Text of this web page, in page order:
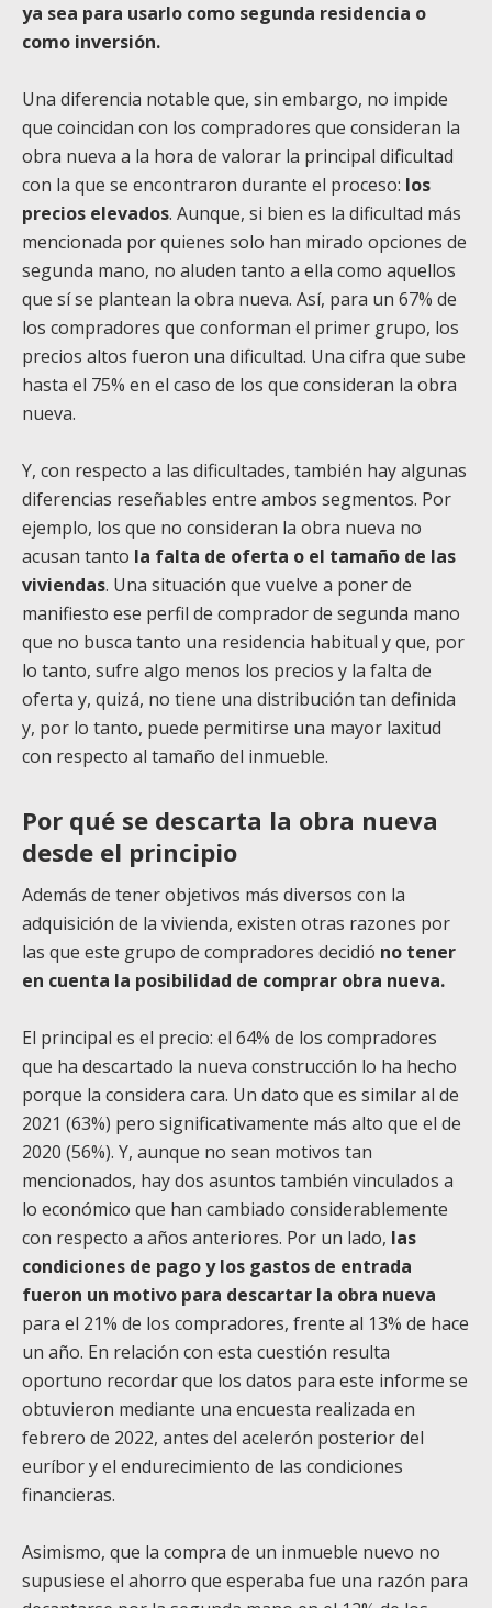
ya sea para usarlo como segunda residencia o
como inversión.
Una diferencia notable que, sin embargo, no impide
que coincidan con los compradores que consideran la
obra nueva a la hora de valorar la principal dificultad
con la que se encontraron durante el proceso: los
precios elevados. Aunque, si bien es la dificultad más
mencionada por quienes solo han mirado opciones de
segunda mano, no aluden tanto a ella como aquellos
que sí se plantean la obra nueva. Así, para un 67% de
los compradores que conforman el primer grupo, los
precios altos fueron una dificultad. Una cifra que sube
hasta el 75% en el caso de los que consideran la obra
nueva.
Y, con respecto a las dificultades, también hay algunas
diferencias reseñables entre ambos segmentos. Por
ejemplo, los que no consideran la obra nueva no
acusan tanto la falta de oferta o el tamaño de las
viviendas. Una situación que vuelve a poner de
manifiesto ese perfil de comprador de segunda mano
que no busca tanto una residencia habitual y que, por
lo tanto, sufre algo menos los precios y la falta de
oferta y, quizá, no tiene una distribución tan definida
y, por lo tanto, puede permitirse una mayor laxitud
con respecto al tamaño del inmueble.
Por qué se descarta la obra nueva
desde el principio
Además de tener objetivos más diversos con la
adquisición de la vivienda, existen otras razones por
las que este grupo de compradores decidió no tener
en cuenta la posibilidad de comprar obra nueva.
El principal es el precio: el 64% de los compradores
que ha descartado la nueva construcción lo ha hecho
porque la considera cara. Un dato que es similar al de
2021 (63%) pero significativamente más alto que el de
2020 (56%). Y, aunque no sean motivos tan
mencionados, hay dos asuntos también vinculados a
lo económico que han cambiado considerablemente
con respecto a años anteriores. Por un lado, las
condiciones de pago y los gastos de entrada
fueron un motivo para descartar la obra nueva
para el 21% de los compradores, frente al 13% de hace
un año. En relación con esta cuestión resulta
oportuno recordar que los datos para este informe se
obtuvieron mediante una encuesta realizada en
febrero de 2022, antes del acelerón posterior del
euríbor y el endurecimiento de las condiciones
financieras.
Asimismo, que la compra de un inmueble nuevo no
supusiese el ahorro que esperaba fue una razón para